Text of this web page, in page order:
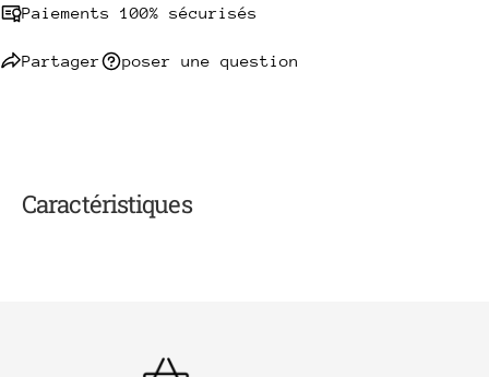
Paiements 100% sécurisés
Partager poser une question
Caractéristiques